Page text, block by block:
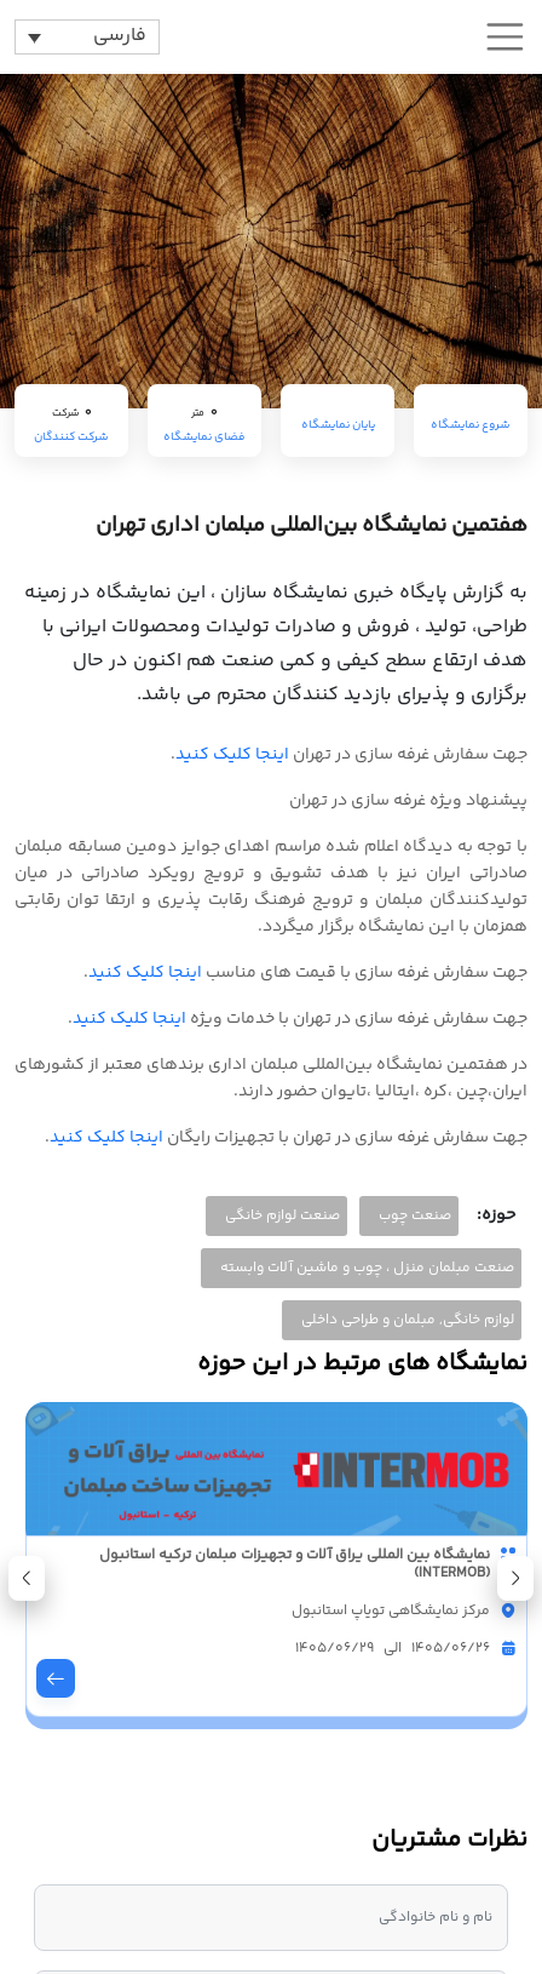
فارسی
شروع نمایشگاه پایان نمایشگاه
0 متر
فضای نمایشگاه
0 شرکت
شرکت کنندگان
هفتمین نمایشگاه بین‌المللی مبلمان اداری تهران
به گزارش پایگاه خبری نمایشگاه سازان ، این نمایشگاه در زمینه
طراحی، تولید ، فروش و صادرات تولیدات ومحصولات ایرانی با
هدف ارتقاع سطح کیفی و کمی صنعت هم اکنون در حال
برگزاری و پذیرای بازدید کنندگان محترم می باشد.
جهت سفارش غرفه سازی در تهران اینجا کلیک کنید.
پیشنهاد ویژه غرفه سازی در تهران
با توجه به دیدگاه اعلام شده مراسم اهدای جوایز دومین مسابقه مبلمان
صادراتی ایران نیز با هدف تشویق و ترویج رویکرد صادراتی در میان
تولیدکنندگان مبلمان و ترویج فرهنگ رقابت پذیری و ارتقا توان رقابتی
همزمان با این نمایشگاه برگزار میگردد.
جهت سفارش غرفه سازی با قیمت های مناسب اینجا کلیک کنید.
جهت سفارش غرفه سازی در تهران با خدمات ویژه اینجا کلیک کنید.
در هفتمین نمایشگاه بین‌المللی مبلمان اداری برندهای معتبر از کشورهای
ایران،چین ،کره ،ایتالیا ،تایوان حضور دارند.
جهت سفارش غرفه سازی در تهران با تجهیزات رایگان اینجا کلیک کنید.
حوزه: صنعت چوب صنعت لوازم خانگی
صنعت مبلمان منزل ، چوب و ماشین آلات وابسته
لوازم خانگی, مبلمان و طراحی داخلی
نمایشگاه های مرتبط در این حوزه
نمایشگاه بین المللی یراق آلات و تجهیزات مبلمان ترکیه استانبول
(INTERMOB)
مرکز نمایشگاهی تویاپ استانبول
1405/06/26 الی 1405/06/29
نظرات مشتریان